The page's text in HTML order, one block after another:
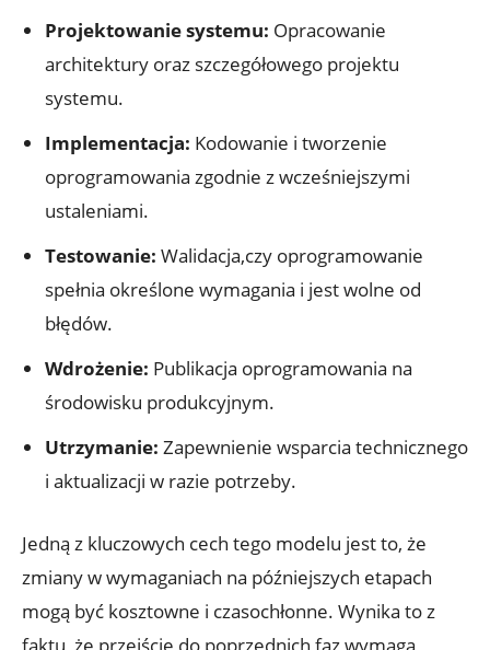
Projektowanie systemu: Opracowanie
architektury oraz szczegółowego projektu
systemu.
Implementacja: Kodowanie i tworzenie
oprogramowania zgodnie z wcześniejszymi
ustaleniami.
Testowanie: Walidacja,czy oprogramowanie
spełnia określone wymagania i jest wolne od
błędów.
Wdrożenie: Publikacja oprogramowania na
środowisku produkcyjnym.
Utrzymanie: Zapewnienie wsparcia technicznego
i aktualizacji w razie potrzeby.
Jedną z kluczowych cech tego modelu jest to, że
zmiany w wymaganiach na późniejszych etapach
mogą być kosztowne i czasochłonne. Wynika to z